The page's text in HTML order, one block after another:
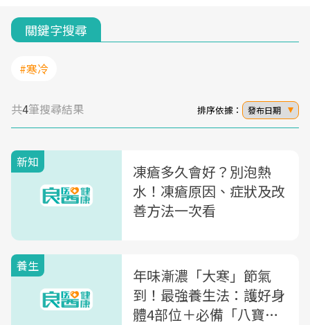
關鍵字搜尋
#寒冷
共4筆搜尋結果 排序依據： 發布日期
新知
凍瘡多久會好？別泡熱
水！凍瘡原因、症狀及改
善方法一次看
養生
年味漸濃「大寒」節氣
到！最強養生法：護好身
體4部位＋必備「八寶